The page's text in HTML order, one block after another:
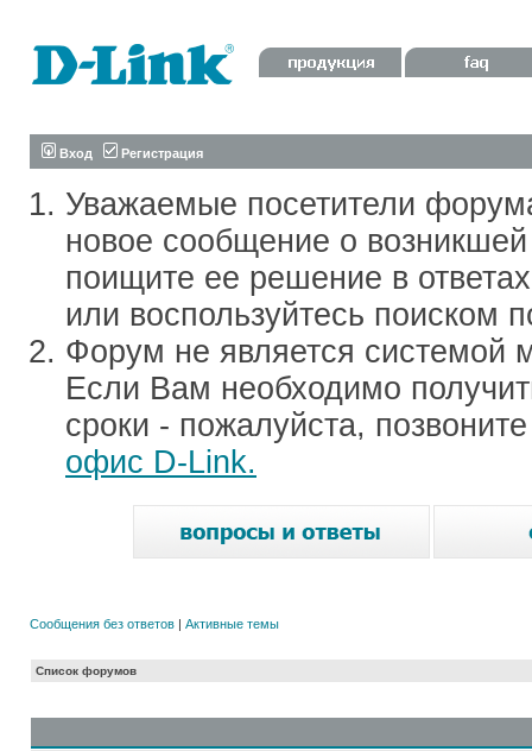
Вход Регистрация
Уважаемые посетители
новое сообщение о
поищите ее решение в
или воспользуйтесь поиском
Форум не является системой
Если Вам необходимо
сроки - пожалуйста,
офис D-Link.
Сообщения без ответов | Активные темы
Список форумов